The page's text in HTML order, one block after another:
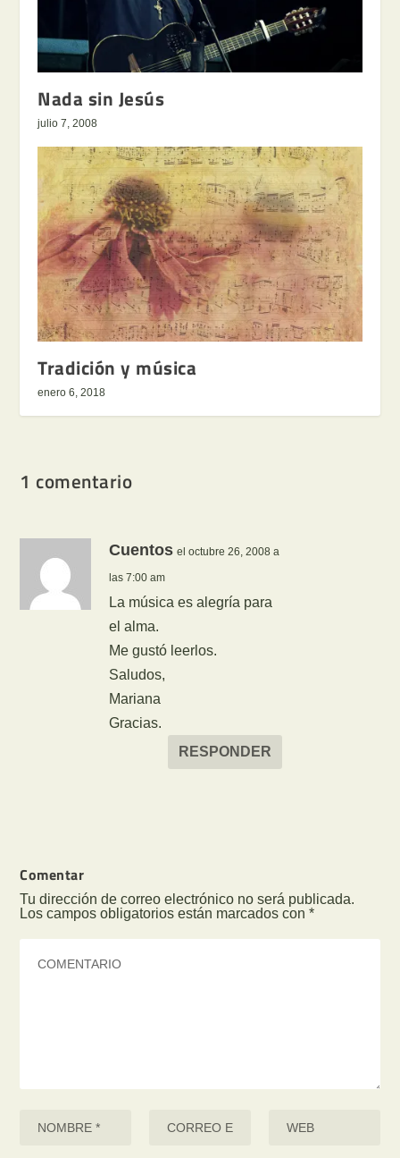
Nada sin Jesús
julio 7, 2008
Tradición y música
enero 6, 2018
1 comentario
Cuentos el octubre 26, 2008 a
las 7:00 am
La música es alegría para
el alma.
Me gustó leerlos.
Saludos,
Mariana
Gracias.
RESPONDER
Comentar
Tu dirección de correo electrónico no será publicada.
Los campos obligatorios están marcados con*